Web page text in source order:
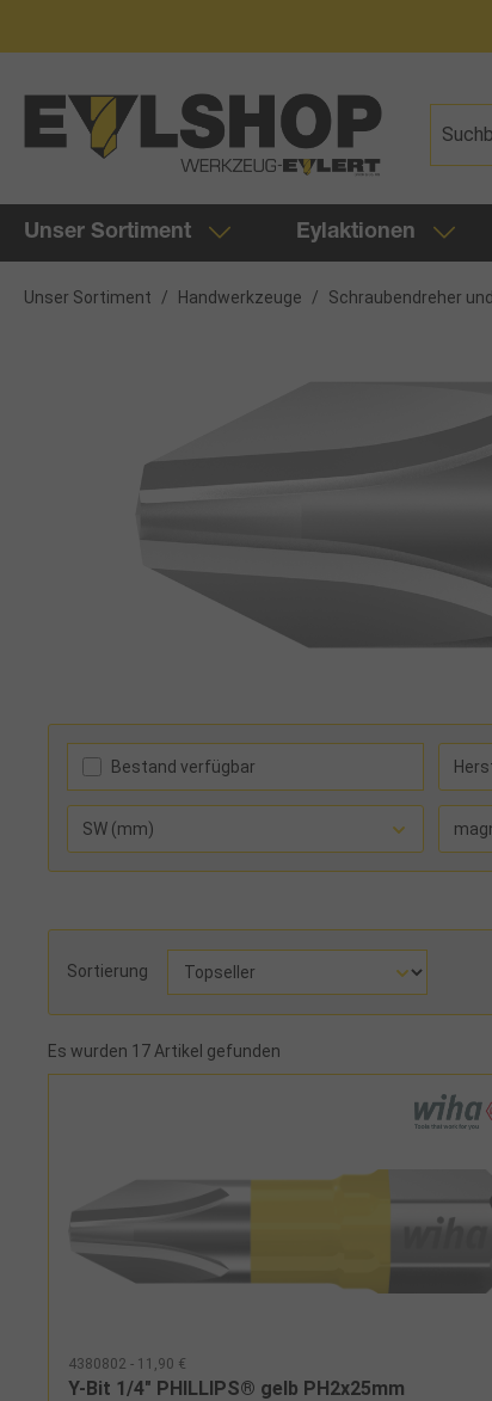
Unser Sortiment Eylaktionen
Unser Sortiment / Handwerkzeuge / Schraubendreher
Bestand verfügbar
SW (mm)
Sortierung
Es wurden 17 Artikel gefunden
4380802 - 11,90 €
Y-Bit 1/4" PHILLIPS® gelb PH2x25mm